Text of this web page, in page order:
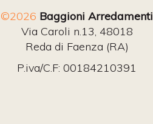
©2026 Baggioni Arredamenti
Via Caroli n.13, 48018
Reda di Faenza (RA)
P.iva/C.F: 00184210391